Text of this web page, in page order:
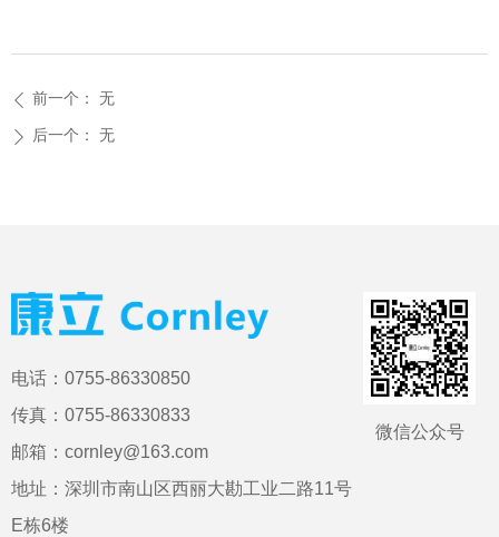
ꄴ 前一个： 无
ꄲ 后一个： 无
微信公众号
电话：0755-86330850
传真：0755-86330833
邮箱：cornley@163.com
地址：深圳市南山区西丽大勘工业二路11号
E栋6楼